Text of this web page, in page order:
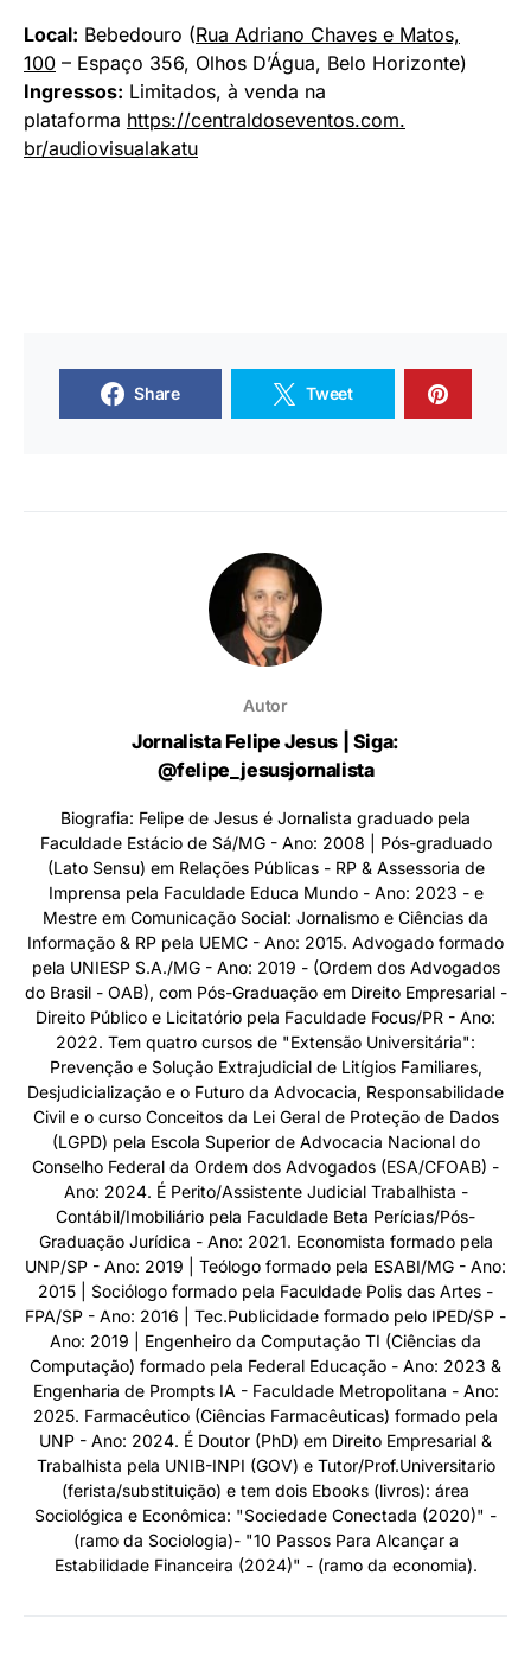
Local: Bebedouro (Rua Adriano Chaves e Matos,
100 – Espaço 356, Olhos D’Água, Belo Horizonte)
Ingressos: Limitados, à venda na
plataforma https://centraldoseventos.com.
br/audiovisualakatu
Share Tweet
Autor
Jornalista Felipe Jesus | Siga:
@felipe_jesusjornalista
Biografia: Felipe de Jesus é Jornalista graduado pela
Faculdade Estácio de Sá/MG - Ano: 2008 | Pós-graduado
(Lato Sensu) em Relações Públicas - RP & Assessoria de
Imprensa pela Faculdade Educa Mundo - Ano: 2023 - e
Mestre em Comunicação Social: Jornalismo e Ciências da
Informação & RP pela UEMC - Ano: 2015. Advogado formado
pela UNIESP S.A./MG - Ano: 2019 - (Ordem dos Advogados
do Brasil - OAB), com Pós-Graduação em Direito Empresarial -
Direito Público e Licitatório pela Faculdade Focus/PR - Ano:
2022. Tem quatro cursos de "Extensão Universitária":
Prevenção e Solução Extrajudicial de Litígios Familiares,
Desjudicialização e o Futuro da Advocacia, Responsabilidade
Civil e o curso Conceitos da Lei Geral de Proteção de Dados
(LGPD) pela Escola Superior de Advocacia Nacional do
Conselho Federal da Ordem dos Advogados (ESA/CFOAB) -
Ano: 2024. É Perito/Assistente Judicial Trabalhista -
Contábil/Imobiliário pela Faculdade Beta Perícias/Pós-
Graduação Jurídica - Ano: 2021. Economista formado pela
UNP/SP - Ano: 2019 | Teólogo formado pela ESABI/MG - Ano:
2015 | Sociólogo formado pela Faculdade Polis das Artes -
FPA/SP - Ano: 2016 | Tec.Publicidade formado pelo IPED/SP -
Ano: 2019 | Engenheiro da Computação TI (Ciências da
Computação) formado pela Federal Educação - Ano: 2023 &
Engenharia de Prompts IA - Faculdade Metropolitana - Ano:
2025. Farmacêutico (Ciências Farmacêuticas) formado pela
UNP - Ano: 2024. É Doutor (PhD) em Direito Empresarial &
Trabalhista pela UNIB-INPI (GOV) e Tutor/Prof.Universitario
(ferista/substituição) e tem dois Ebooks (livros): área
Sociológica e Econômica: "Sociedade Conectada (2020)" -
(ramo da Sociologia)- "10 Passos Para Alcançar a
Estabilidade Financeira (2024)" - (ramo da economia).